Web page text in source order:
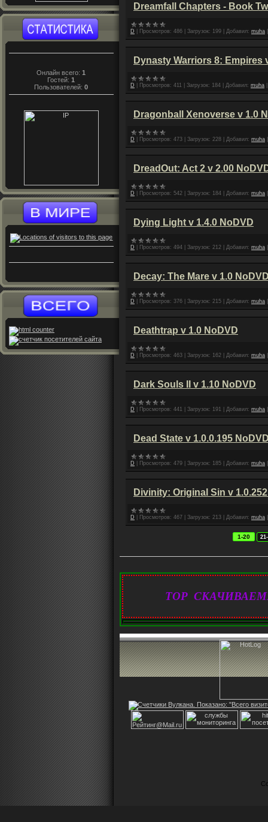
Онлайн всего:1
Гостей:1
Пользователей:0
Dreamfall Chapters - Book
D Просмотров: 486 Загрузок: 199 Добавил: muha
Dynasty Warriors 8: Empires
D Просмотров: 411 Загрузок: 184 Добавил: muha
Dragonball Xenoverse v 1.0
D Просмотров: 473 Загрузок: 228 Добавил: muha
DreadOut: Act 2 v 2.00
D Просмотров: 542 Загрузок: 184 Добавил: muha
Dying Light v 1.4.0 NoDVD
D Просмотров: 494 Загрузок: 212 Добавил: muha
Decay: The Mare v 1.0
D Просмотров: 376 Загрузок: 215 Добавил: muha
Deathtrap v 1.0 NoDVD
D Просмотров: 463 Загрузок: 162 Добавил: muha
Dark Souls II v 1.10 NoDVD
D Просмотров: 441 Загрузок: 191 Добавил: muha
Dead State v 1.0.0.195
D Просмотров: 479 Загрузок: 185 Добавил: muha
Divinity: Original Sin v
D Просмотров: 467 Загрузок: 213 Добавил: muha
1-20
TOP